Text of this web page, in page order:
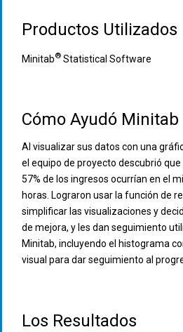
Productos Utilizados
Minitab® Statistical Software
Cómo Ayudó Minitab
Al visualizar sus datos con una
el equipo de proyecto descubrió que
57% de los ingresos ocurrían en el
horas. Lograron usar la función de
simplificar las visualizaciones y
de mejora, y les dan seguimiento
Minitab, incluyendo el histograma
visual para dar seguimiento al
Los Resultados